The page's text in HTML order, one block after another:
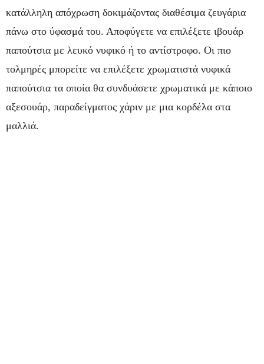
κατάλληλη απόχρωση δοκιμάζοντας διαθέσιμα ζευγάρια
πάνω στο ύφασμά του. Αποφύγετε να επιλέξετε ιβουάρ
παπούτσια με λευκό νυφικό ή το αντίστροφο. Οι πιο
τολμηρές μπορείτε να επιλέξετε χρωματιστά νυφικά
παπούτσια τα οποία θα συνδυάσετε χρωματικά με κάποιο
αξεσουάρ, παραδείγματος χάριν με μια κορδέλα στα
μαλλιά.